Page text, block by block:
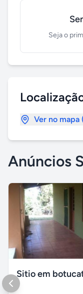
Seja o
Ver no mapa
Anúncios
Sitio em